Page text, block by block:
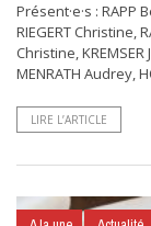
Présent·e·s : RAPP
RIEGERT Christine,
Christine,
MENRATH Audrey,
LIRE L’ARTICLE